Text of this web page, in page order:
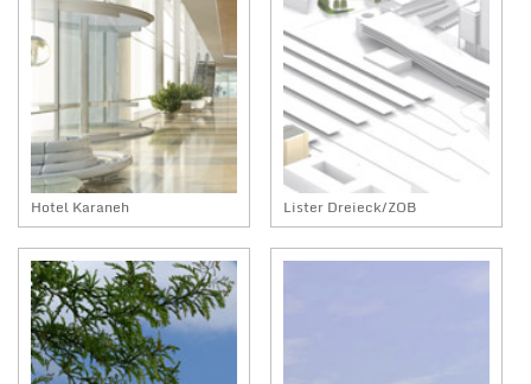
Hotel Karaneh Lister Dreieck/ZOB